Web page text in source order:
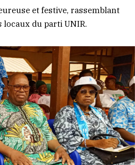
et festive, rassemblant
locaux du parti UNIR.